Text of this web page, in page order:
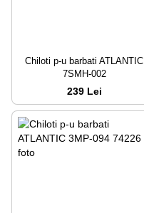
Chiloti p-u barbati ATLANTIC
7SMH-002
239 Lei